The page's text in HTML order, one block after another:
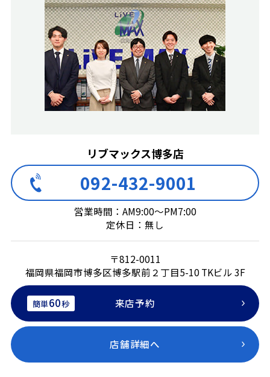
リブマックス博多店
092-432-9001
営業時間：AM9:00～PM7:00
定休日：無し
〒812-0011
福岡県福岡市博多区博多駅前２丁目5-10 TKビル 3F
簡単60秒 来店予約
店舗詳細へ